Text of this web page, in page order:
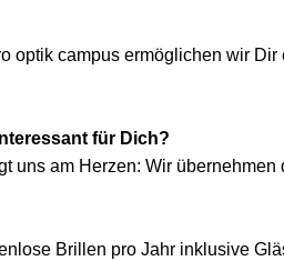
optik campus ermöglichen wir
für Dich?
uns am Herzen: Wir
Brillen pro Jahr inklusive